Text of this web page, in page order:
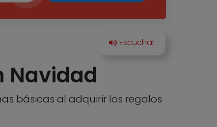
Navidad
básicas al adquirir los regalos